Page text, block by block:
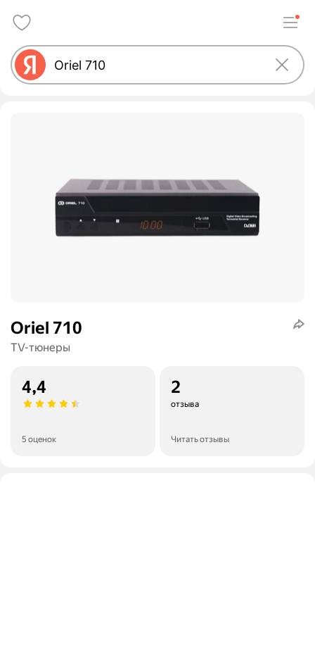
Oriel 710
TV-тюнеры
4,4
5 оценок
2
отзыва
Читать отзывы